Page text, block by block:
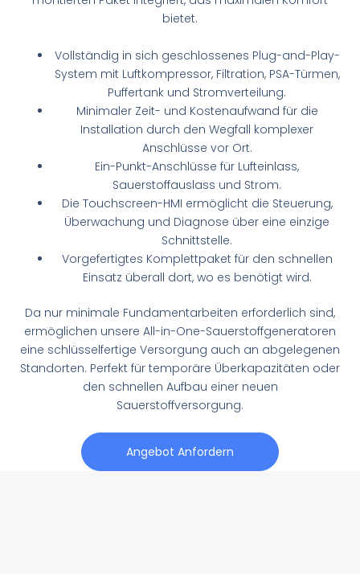
bietet.
Vollständig in sich geschlossenes Plug-and-Play-
System mit Luftkompressor, Filtration, PSA-Türmen,
Puffertank und Stromverteilung.
Minimaler Zeit- und Kostenaufwand für die
Installation durch den Wegfall komplexer
Anschlüsse vor Ort.
Ein-Punkt-Anschlüsse für Lufteinlass,
Sauerstoffauslass und Strom.
Die Touchscreen-HMI ermöglicht die Steuerung,
Überwachung und Diagnose über eine einzige
Schnittstelle.
Vorgefertigtes Komplettpaket für den schnellen
Einsatz überall dort, wo es benötigt wird.
Da nur minimale Fundamentarbeiten erforderlich sind,
ermöglichen unsere All-in-One-Sauerstoffgeneratoren
eine schlüsselfertige Versorgung auch an abgelegenen
Standorten. Perfekt für temporäre Überkapazitäten oder
den schnellen Aufbau einer neuen
Sauerstoffversorgung.
Angebot Anfordern